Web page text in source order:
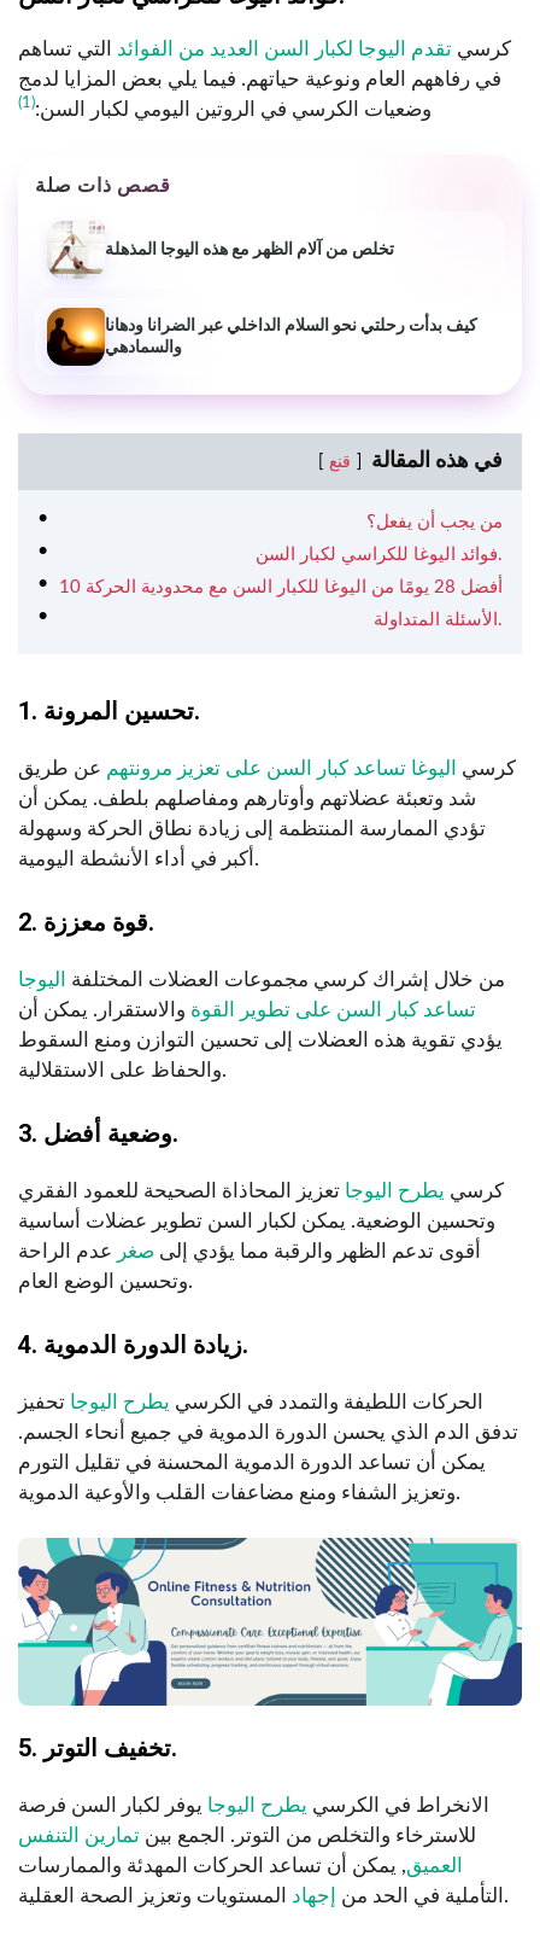
كرسي تقدم اليوجا لكبار السن العديد من الفوائد التي تساهم
في رفاههم العام ونوعية حياتهم. فيما يلي بعض المزايا لدمج
وضعيات الكرسي في الروتين اليومي لكبار السن:(1)
قصص ذات صلة
تخلص من آلام الظهر مع هذه اليوجا المذهلة
كيف بدأت رحلتي نحو السلام الداخلي عبر الضرانا ودهانا
والسمادهي
في هذه المقالة قنع
من يجب أن يفعل؟
فوائد اليوغا للكراسي لكبار السن.
10 أفضل 28 يومًا من اليوغا للكبار السن مع محدودية الحركة
الأسئلة المتداولة.
1. تحسين المرونة.
كرسي اليوغا تساعد كبار السن على تعزيز مرونتهم عن طريق
شد وتعبئة عضلاتهم وأوتارهم ومفاصلهم بلطف. يمكن أن
تؤدي الممارسة المنتظمة إلى زيادة نطاق الحركة وسهولة
أكبر في أداء الأنشطة اليومية.
2. قوة معززة.
من خلال إشراك كرسي مجموعات العضلات المختلفة
اليوجا
تساعد كبار السن على تطوير القوة والاستقرار. يمكن أن
يؤدي تقوية هذه العضلات إلى تحسين التوازن ومنع السقوط
والحفاظ على الاستقلالية.
3. وضعية أفضل.
كرسي يطرح اليوجا تعزيز المحاذاة الصحيحة للعمود الفقري
وتحسين الوضعية. يمكن لكبار السن تطوير عضلات أساسية
أقوى تدعم الظهر والرقبة مما يؤدي إلى صغر عدم الراحة
وتحسين الوضع العام.
4. زيادة الدورة الدموية.
الحركات اللطيفة والتمدد في الكرسي يطرح اليوجا تحفيز
تدفق الدم الذي يحسن الدورة الدموية في جميع أنحاء الجسم.
يمكن أن تساعد الدورة الدموية المحسنة في تقليل التورم
وتعزيز الشفاء ومنع مضاعفات القلب والأوعية الدموية.
5. تخفيف التوتر.
الانخراط في الكرسي يطرح اليوجا يوفر لكبار السن فرصة
للاسترخاء والتخلص من التوتر. الجمع بين تمارين التنفس
العميق, يمكن أن تساعد الحركات المهدئة والممارسات
التأملية في الحد من
إجهاد المستويات وتعزيز الصحة العقلية.